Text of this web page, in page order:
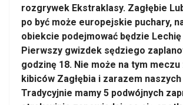
rozgrywek Ekstraklasy. Zagłębie
po być może europejskie puchary,
obiekcie podejmować będzie Lechię
Pierwszy gwizdek sędziego
godzinę 18. Nie może na tym
kibiców Zagłębia i zarazem
Tradycyjnie mamy 5 podwójnych